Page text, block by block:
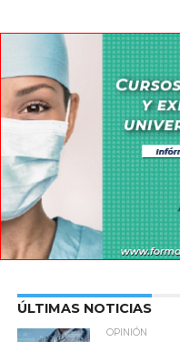
ÚLTIMAS NOTICIAS
OPINIÓN